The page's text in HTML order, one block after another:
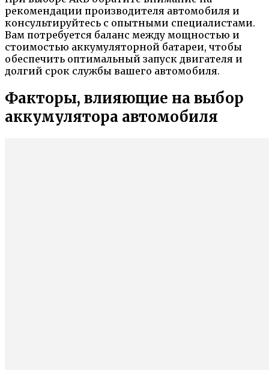
рекомендации производителя автомобиля и
консультируйтесь с опытными специалистами.
Вам потребуется баланс между мощностью и
стоимостью аккумуляторной батареи, чтобы
обеспечить оптимальный запуск двигателя и
долгий срок службы вашего автомобиля.
Факторы, влияющие на выбор
аккумулятора автомобиля